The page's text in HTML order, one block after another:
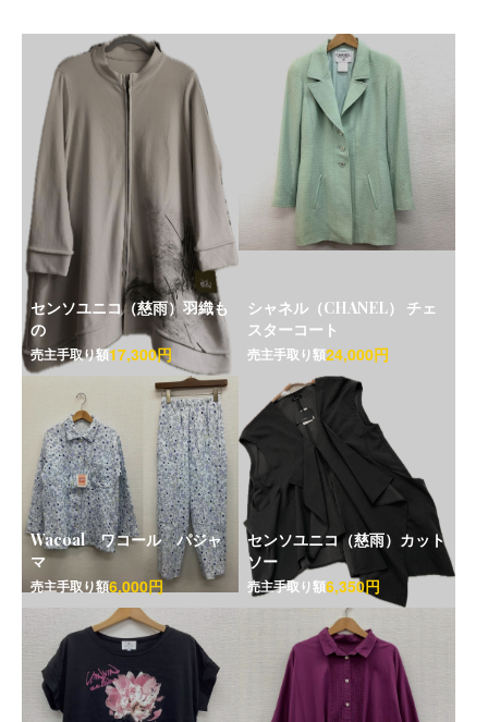
センソユニコ（慈雨）羽織も
の
売主手取り額17,300円
シャネル（CHANEL） チェ
スターコート
売主手取り額24,000円
Wacoal ワコール パジャ
マ
売主手取り額6,000円
センソユニコ（慈雨）カット
ソー
売主手取り額6,350円